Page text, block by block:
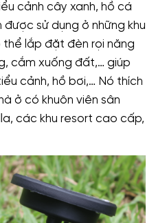
cảnh cây xanh, hồ cá
được sử dụng ở những khu
thể lắp đặt đèn rọi năng
cắm xuống đất,… giúp
cảnh, hồ bơi,… Nó thích
ở có khuôn viên sân
các khu resort cao cấp,